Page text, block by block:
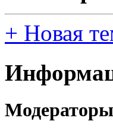
+ Новая
Модераторы